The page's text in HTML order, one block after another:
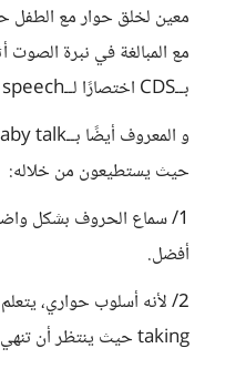
معين لخلق حوار مع
مع المبالغة في نبرة الصوت
بــCDS اختصارًا لــChild-directed speech
حيث يستطيعون من خلاله:
1/ سماع الحروف بشكل
أفضل.
taking حيث ينتظر أن تنهي أنت حديثك ليبدأ هو بالكلام.